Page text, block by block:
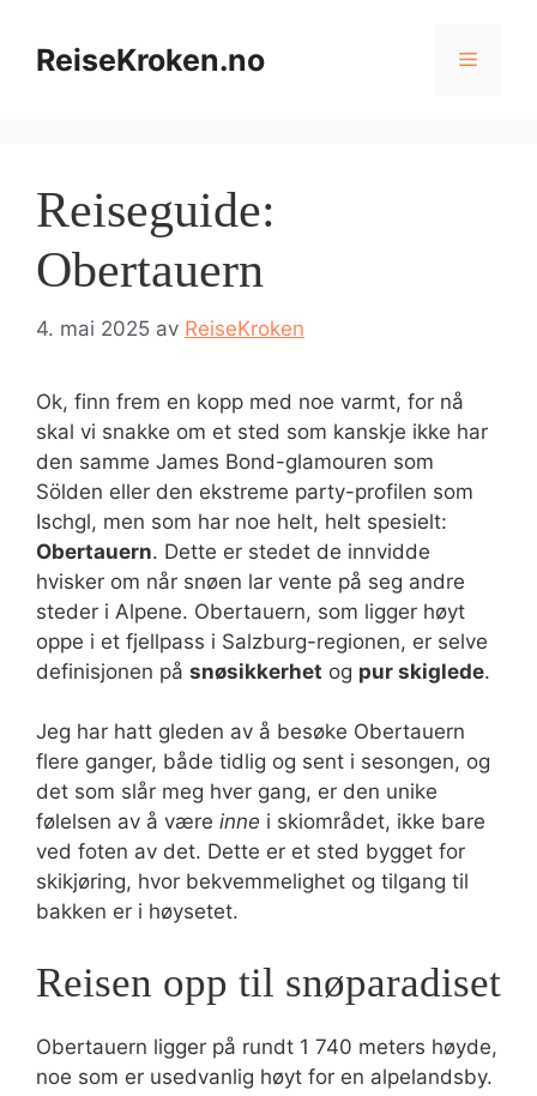
innholdReiseKroken.no Meny
Reiseguide:
Obertauern
4. mai 2025 av ReiseKroken
Ok, finn frem en kopp med noe varmt, for nå
skal vi snakke om et sted som kanskje ikke har
den samme James Bond-glamouren som
Sölden eller den ekstreme party-profilen som
Ischgl, men som har noe helt, helt spesielt:
Obertauern. Dette er stedet de innvidde
hvisker om når snøen lar vente på seg andre
steder i Alpene. Obertauern, som ligger høyt
oppe i et fjellpass i Salzburg-regionen, er selve
definisjonen på snøsikkerhet og pur skiglede.
Jeg har hatt gleden av å besøke Obertauern
flere ganger, både tidlig og sent i sesongen, og
det som slår meg hver gang, er den unike
følelsen av å være inne i skiområdet, ikke bare
ved foten av det. Dette er et sted bygget for
skikjøring, hvor bekvemmelighet og tilgang til
bakken er i høysetet.
Reisen opp til snøparadiset
Obertauern ligger på rundt 1 740 meters høyde,
noe som er usedvanlig høyt for en alpelandsby.